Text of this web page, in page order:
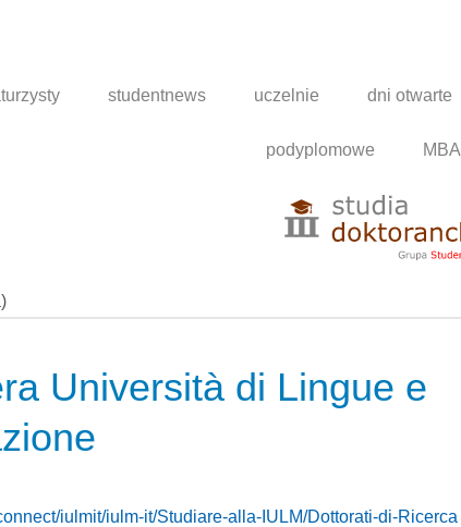
studentnews uczelnie dni otwarte
podyplomowe MBA
Università di Lingue e
iulmit/iulm-it/Studiare-alla-IULM/Dottorati-di-Ricerca